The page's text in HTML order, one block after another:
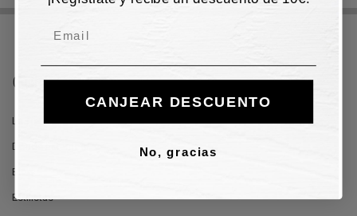
Guidi Calzature
La Tienda
Donde Estamos
Blog
Estilistas
CANJEAR DESCUENTO
No, gracias